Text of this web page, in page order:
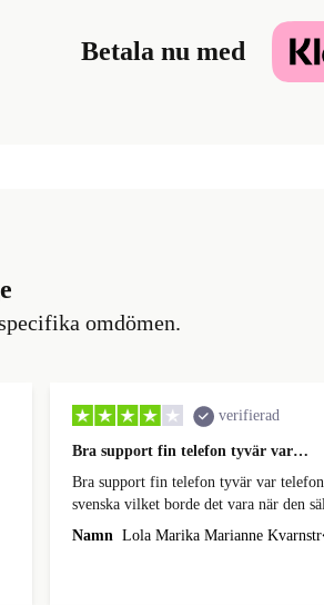
Betala nu med
omdömen.
verifierad
Bra support fin telefon tyvär var…
Bra support fin telefon tyvär var
svenska vilket borde det vara när den
sida
Namn Lola Marika Marianne